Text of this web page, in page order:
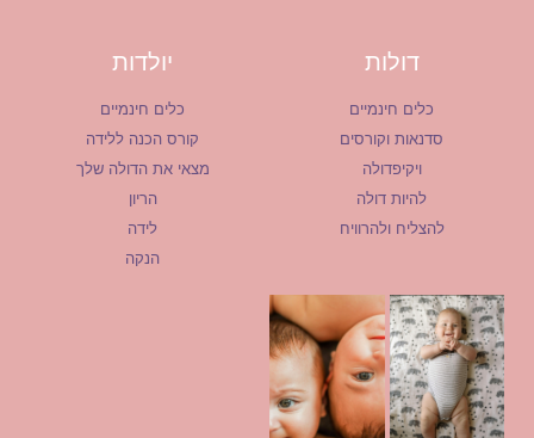
דולות
כלים חינמיים
סדנאות וקורסים
ויקיפדולה
להיות דולה
להצליח ולהרוויח
יולדות
כלים חינמיים
קורס הכנה ללידה
מצאי את הדולה שלך
הריון
לידה
הנקה